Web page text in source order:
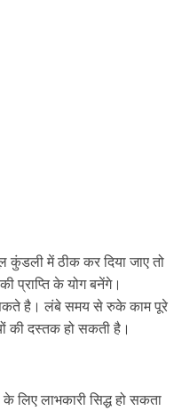
कुंडली में ठीक कर दिया जाए तो
प्राप्ति के योग बनेंगे।
सकते है। लंबे समय से रुके काम पूरे
की दस्तक हो सकती है।
लिए लाभकारी सिद्ध हो सकता